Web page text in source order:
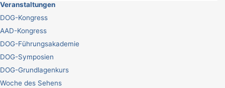
Veranstaltungen
DOG-Kongress
AAD-Kongress
DOG-Führungsakademie
DOG-Symposien
DOG-Grundlagenkurs
Woche des Sehens